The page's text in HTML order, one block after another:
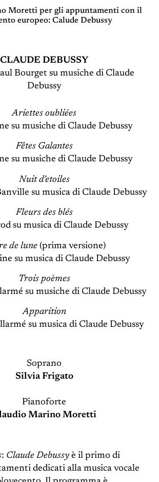
Moretti per gli appuntamenti con il
europeo: Calude Debussy
CLAUDE DEBUSSY
Bourget su musiche di Claude
Debussy
Ariettes oubliées
su musiche di Claude Debussy
Fêtes Galantes
su musiche di Claude Debussy
Nuit d’etoiles
su musica di Claude Debussy
Fleurs des blés
su musica di Claude Debussy
de lune (prima versione)
su musica di Claude Debussy
Trois poèmes
su musiche di Claude Debussy
Apparition
su musica di Claude Debussy
Soprano
Silvia Frigato
Pianoforte
Marino Moretti
: Claude Debussyè il primo di
dedicati alla musica vocale